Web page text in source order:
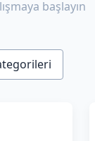
başlayın